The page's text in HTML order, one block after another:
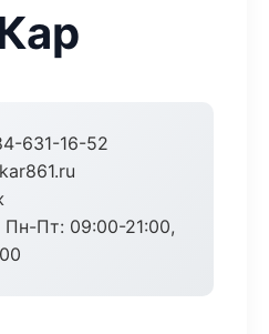
631-16-52
Пн-Пт: 09:00-21:00,